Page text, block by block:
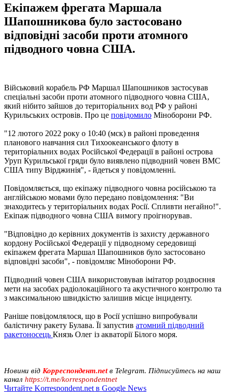
Екіпажем фрегата Маршала
Шапошникова було застосовано
відповідні засоби проти атомного
підводного човна США.
Військовий корабель РФ Маршал Шапошников застосував
спеціальні засоби проти атомного підводного човна США,
який нібито зайшов до територіальних вод РФ у районі
Курильських островів. Про це повідомило Міноборони РФ.
"12 лютого 2022 року о 10:40 (мск) в районі проведення
планового навчання сил Тихоокеанського флоту в
територіальних водах Російської Федерації в районі острова
Уруп Курильської гряди було виявлено підводний човен ВМС
США типу Вірджинія", - йдеться у повідомленні.
Повідомляється, що екіпажу підводного човна російською та
англійською мовами було передано повідомлення: "Ви
знаходитесь у територіальних водах Росії. Спливти негайно!".
Екіпаж підводного човна США вимогу проігнорував.
"Відповідно до керівних документів із захисту державного
кордону Російської Федерації у підводному середовищі
екіпажем фрегата Маршал Шапошников було застосовано
відповідні засоби", - повідомляє Міноборони РФ.
Підводний човен США використовував імітатор роздвоєння
мети на засобах радіолокаційного та акустичного контролю та
з максимальною швидкістю залишив місце інциденту.
Раніше повідомлялося, що в Росії успішно випробували
балістичну ракету Булава. Її запустив атомний підводний
ракетоносець Князь Олег із акваторії Білого моря.
Новини від Корреспондент.netв Telegram. Підписуйтесь на наш
канал https://t.me/korrespondentnet
Читайте Korrespondent.net в Google News